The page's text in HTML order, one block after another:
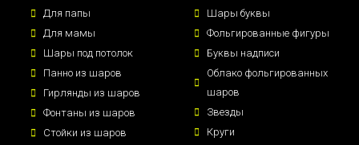
Для папы
Для мамы
Шары под потолок
Панно из шаров
Гирлянды из шаров
Фонтаны из шаров
Стойки из шаров
Шары буквы
Фольгированные фигуры
Буквы надписи
Облако фольгированных
шаров
Звезды
Круги